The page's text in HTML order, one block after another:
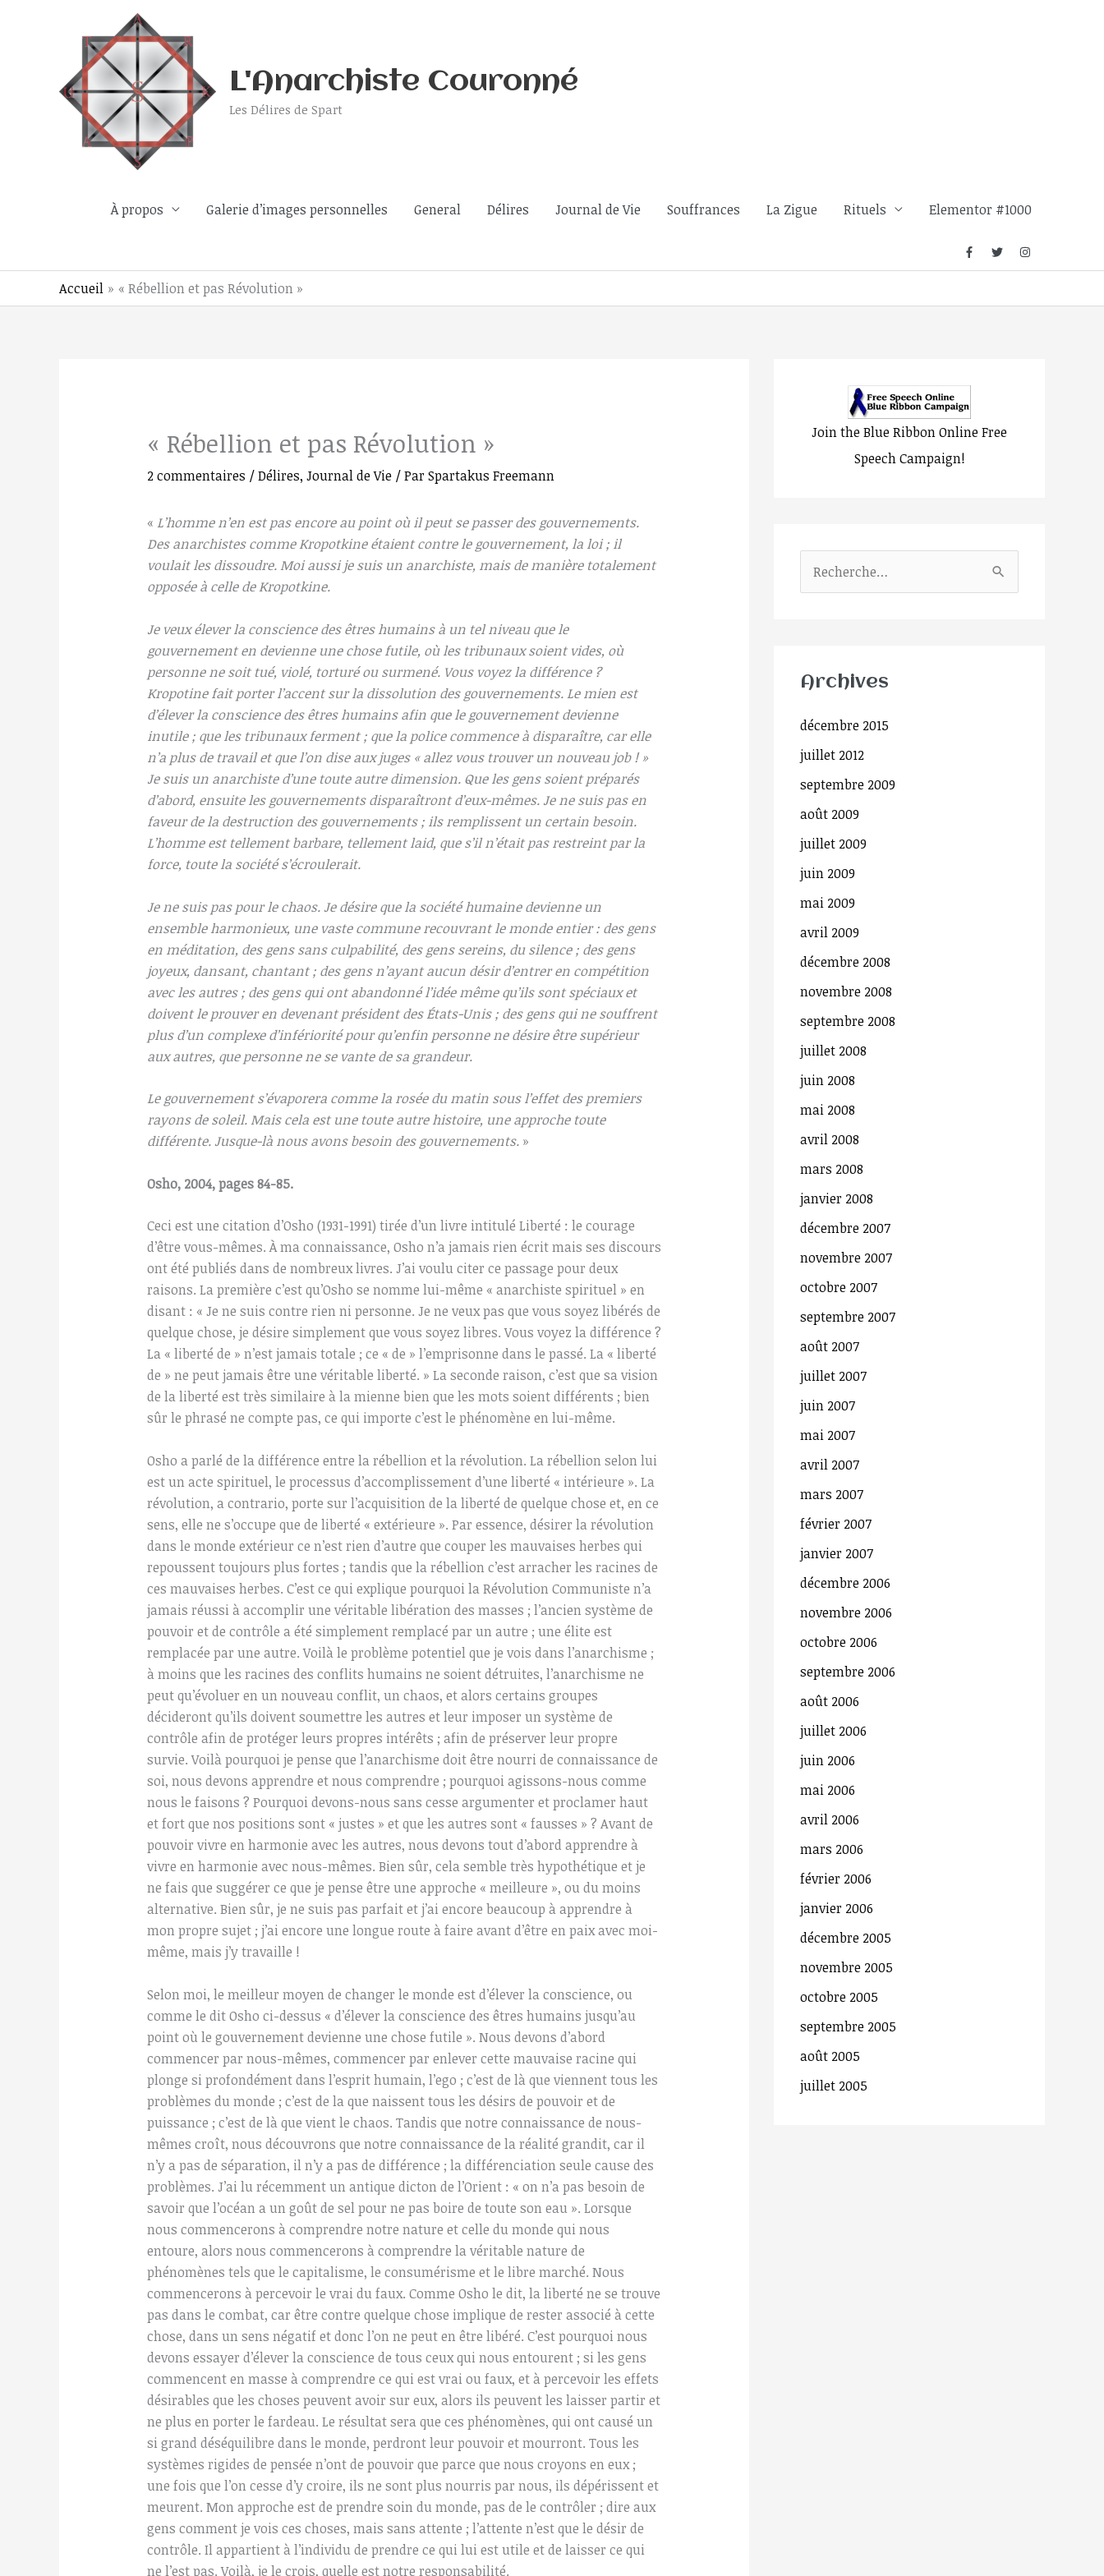
L'Anarchiste Couronné
Les Délires de Spart
À propos Galerie d’images personnelles General Délires Journal de Vie Souffrances La Zigue Rituels Elementor #1000
Accueil « Rébellion et pas Révolution »
« Rébellion et pas Révolution »
2 commentaires /Délires, Journal de Vie/ ParSpartakus Freemann
« L’homme n’en est pas encore au point où il peut se passer des gouvernements.
Des anarchistes comme Kropotkine étaient contre le gouvernement, la loi ; il
voulait les dissoudre. Moi aussi je suis un anarchiste, mais de manière totalement
opposée à celle de Kropotkine.
Je veux élever la conscience des êtres humains à un tel niveau que le
gouvernement en devienne une chose futile, où les tribunaux soient vides, où
personne ne soit tué, violé, torturé ou surmené. Vous voyez la différence ?
Kropotine fait porter l’accent sur la dissolution des gouvernements. Le mien est
d’élever la conscience des êtres humains afin que le gouvernement devienne
inutile ; que les tribunaux ferment ; que la police commence à disparaître, car elle
n’a plus de travail et que l’on dise aux juges « allez vous trouver un nouveau job ! »
Je suis un anarchiste d’une toute autre dimension. Que les gens soient préparés
d’abord, ensuite les gouvernements disparaîtront d’eux-mêmes. Je ne suis pas en
faveur de la destruction des gouvernements ; ils remplissent un certain besoin.
L’homme est tellement barbare, tellement laid, que s’il n’était pas restreint par la
force, toute la société s’écroulerait.
Je ne suis pas pour le chaos. Je désire que la société humaine devienne un
ensemble harmonieux, une vaste commune recouvrant le monde entier : des gens
en méditation, des gens sans culpabilité, des gens sereins, du silence ; des gens
joyeux, dansant, chantant ; des gens n’ayant aucun désir d’entrer en compétition
avec les autres ; des gens qui ont abandonné l’idée même qu’ils sont spéciaux et
doivent le prouver en devenant président des États-Unis ; des gens qui ne souffrent
plus d’un complexe d’infériorité pour qu’enfin personne ne désire être supérieur
aux autres, que personne ne se vante de sa grandeur.
Le gouvernement s’évaporera comme la rosée du matin sous l’effet des premiers
rayons de soleil. Mais cela est une toute autre histoire, une approche toute
différente. Jusque-là nous avons besoin des gouvernements.»
Osho, 2004, pages 84-85.
Ceci est une citation d’Osho (1931-1991) tirée d’un livre intitulé Liberté : le courage
d’être vous-mêmes. À ma connaissance, Osho n’a jamais rien écrit mais ses discours
ont été publiés dans de nombreux livres. J’ai voulu citer ce passage pour deux
raisons. La première c’est qu’Osho se nomme lui-même « anarchiste spirituel » en
disant : « Je ne suis contre rien ni personne. Je ne veux pas que vous soyez libérés de
quelque chose, je désire simplement que vous soyez libres. Vous voyez la différence ?
La « liberté de » n’est jamais totale ; ce « de » l’emprisonne dans le passé. La « liberté
de » ne peut jamais être une véritable liberté. » La seconde raison, c’est que sa vision
de la liberté est très similaire à la mienne bien que les mots soient différents ; bien
sûr le phrasé ne compte pas, ce qui importe c’est le phénomène en lui-même.
Osho a parlé de la différence entre la rébellion et la révolution. La rébellion selon lui
est un acte spirituel, le processus d’accomplissement d’une liberté « intérieure ». La
révolution, a contrario, porte sur l’acquisition de la liberté de quelque chose et, en ce
sens, elle ne s’occupe que de liberté « extérieure ». Par essence, désirer la révolution
dans le monde extérieur ce n’est rien d’autre que couper les mauvaises herbes qui
repoussent toujours plus fortes ; tandis que la rébellion c’est arracher les racines de
ces mauvaises herbes. C’est ce qui explique pourquoi la Révolution Communiste n’a
jamais réussi à accomplir une véritable libération des masses ; l’ancien système de
pouvoir et de contrôle a été simplement remplacé par un autre ; une élite est
remplacée par une autre. Voilà le problème potentiel que je vois dans l’anarchisme ;
à moins que les racines des conflits humains ne soient détruites, l’anarchisme ne
peut qu’évoluer en un nouveau conflit, un chaos, et alors certains groupes
décideront qu’ils doivent soumettre les autres et leur imposer un système de
contrôle afin de protéger leurs propres intérêts ; afin de préserver leur propre
survie. Voilà pourquoi je pense que l’anarchisme doit être nourri de connaissance de
soi, nous devons apprendre et nous comprendre ; pourquoi agissons-nous comme
nous le faisons ? Pourquoi devons-nous sans cesse argumenter et proclamer haut
et fort que nos positions sont « justes » et que les autres sont « fausses » ? Avant de
pouvoir vivre en harmonie avec les autres, nous devons tout d’abord apprendre à
vivre en harmonie avec nous-mêmes. Bien sûr, cela semble très hypothétique et je
ne fais que suggérer ce que je pense être une approche « meilleure », ou du moins
alternative. Bien sûr, je ne suis pas parfait et j’ai encore beaucoup à apprendre à
mon propre sujet ; j’ai encore une longue route à faire avant d’être en paix avec moi-
même, mais j’y travaille !
Selon moi, le meilleur moyen de changer le monde est d’élever la conscience, ou
comme le dit Osho ci-dessus « d’élever la conscience des êtres humains jusqu’au
point où le gouvernement devienne une chose futile ». Nous devons d’abord
commencer par nous-mêmes, commencer par enlever cette mauvaise racine qui
plonge si profondément dans l’esprit humain, l’ego ; c’est de là que viennent tous les
problèmes du monde ; c’est de la que naissent tous les désirs de pouvoir et de
puissance ; c’est de là que vient le chaos. Tandis que notre connaissance de nous-
mêmes croît, nous découvrons que notre connaissance de la réalité grandit, car il
n’y a pas de séparation, il n’y a pas de différence ; la différenciation seule cause des
problèmes. J’ai lu récemment un antique dicton de l’Orient : « on n’a pas besoin de
savoir que l’océan a un goût de sel pour ne pas boire de toute son eau ». Lorsque
nous commencerons à comprendre notre nature et celle du monde qui nous
entoure, alors nous commencerons à comprendre la véritable nature de
phénomènes tels que le capitalisme, le consumérisme et le libre marché. Nous
commencerons à percevoir le vrai du faux. Comme Osho le dit, la liberté ne se trouve
pas dans le combat, car être contre quelque chose implique de rester associé à cette
chose, dans un sens négatif et donc l’on ne peut en être libéré. C’est pourquoi nous
devons essayer d’élever la conscience de tous ceux qui nous entourent ; si les gens
commencent en masse à comprendre ce qui est vrai ou faux, et à percevoir les effets
désirables que les choses peuvent avoir sur eux, alors ils peuvent les laisser partir et
ne plus en porter le fardeau. Le résultat sera que ces phénomènes, qui ont causé un
si grand déséquilibre dans le monde, perdront leur pouvoir et mourront. Tous les
systèmes rigides de pensée n’ont de pouvoir que parce que nous croyons en eux ;
une fois que l’on cesse d’y croire, ils ne sont plus nourris par nous, ils dépérissent et
meurent. Mon approche est de prendre soin du monde, pas de le contrôler ; dire aux
gens comment je vois ces choses, mais sans attente ; l’attente n’est que le désir de
contrôle. Il appartient à l’individu de prendre ce qui lui est utile et de laisser ce qui
ne l’est pas. Voilà, je le crois, quelle est notre responsabilité.
Join the Blue Ribbon Online Free
Speech Campaign!
e
c
h
e
r
:
Archives
décembre 2015
juillet 2012
septembre 2009
août 2009
juillet 2009
juin 2009
mai 2009
avril 2009
décembre 2008
novembre 2008
septembre 2008
juillet 2008
juin 2008
mai 2008
avril 2008
mars 2008
janvier 2008
décembre 2007
novembre 2007
octobre 2007
septembre 2007
août 2007
juillet 2007
juin 2007
mai 2007
avril 2007
mars 2007
février 2007
janvier 2007
décembre 2006
novembre 2006
octobre 2006
septembre 2006
août 2006
juillet 2006
juin 2006
mai 2006
avril 2006
mars 2006
février 2006
janvier 2006
décembre 2005
novembre 2005
octobre 2005
septembre 2005
août 2005
juillet 2005